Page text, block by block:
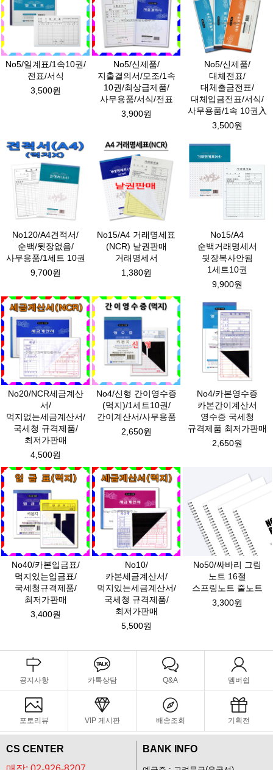
No5/일계표/1속10권/
전표/서식
3,500원
No5/신제품/
지출결의서/모조/1속
10권/최상급제품/
사무용품/서식/전표
3,900원
No5/신제품/
대체전표/
대체출금전표/
대체입금전표/서식/
사무용품/1속 10권入
3,500원
No120/A4견적서/
순백/뒷장없음/
사무용품/1세트 10권
9,700원
No15/A4 거래명세표
(NCR) 낱권판매
거래명세서
1,380원
No15/A4
순백거래명세서
뒷장복사안됨
1세트10권
9,900원
No20/NCR세금계산
서/
먹지없는세금계산서/
국세청 규격제품/
최저가판매
4,500원
No4/신형 간이영수증
(먹지)/1세트10권/
간이계산서/사무용품
2,650원
No4/카본영수증
카본간이계산서
영수증 국세청
규격제품 최저가판매
2,650원
No40/카본입금표/
먹지있는입금표/
국세청규격제품/
최저가판매
3,400원
No10/
카본세금계산서/
먹지있는세금계산서/
국세청 규격제품/
최저가판매
5,500원
No50/싸바리 그림
노트 16절
스프링노트 줄노트
3,300원
공지사항 카톡상담 Q&A 멤버쉽
포토리뷰 VIP 게시판 배송조회 기획전
CS CENTER
BANK INFO